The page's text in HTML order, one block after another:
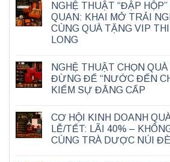
NGHỆ THUẬT “ĐẬP
QUAN: KHAI MỞ TRẢI
CÙNG QUÀ TẶNG VIP
LONG
NGHỆ THUẬT CHỌN
ĐỪNG ĐỂ “NƯỚC ĐẾN
KIẾM SỰ ĐẲNG CẤP
CƠ HỘI KINH DOANH
LỄ/TẾT: LÃI 40% –
CÙNG TRÀ DƯỢC NÚI